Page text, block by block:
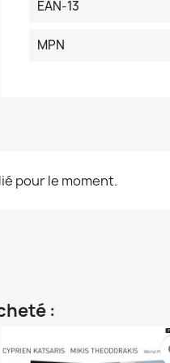
EAN-13
MPN
pour le moment.
: